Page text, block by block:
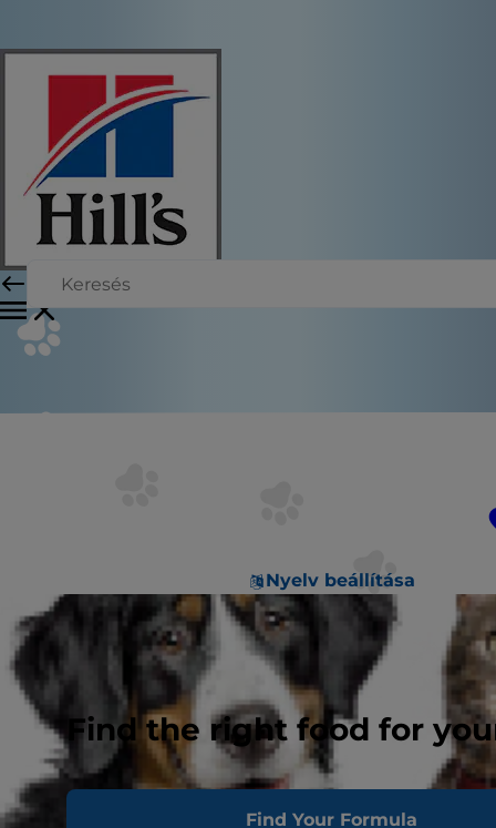
Nyelv beállítása
Find the right food for
Find Your Formula